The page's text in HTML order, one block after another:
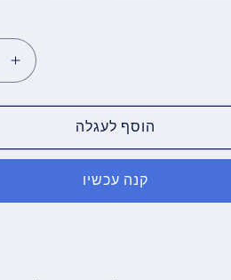
הגדל
את
הכמות
סניקרס
SKYTRACK
Mesh
הוסף לעגלה
קנה עכשיו